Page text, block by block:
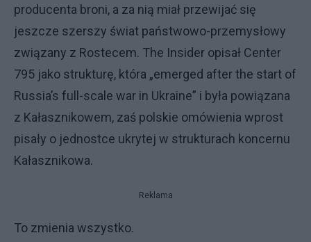
producenta broni, a za nią miał przewijać się
jeszcze szerszy świat państwowo-przemysłowy
związany z Rostecem. The Insider opisał Center
795 jako strukturę, która „emerged after the start of
Russia’s full-scale war in Ukraine” i była powiązana
z Kałasznikowem, zaś polskie omówienia wprost
pisały o jednostce ukrytej w strukturach koncernu
Kałasznikowa.
Reklama
To zmienia wszystko.